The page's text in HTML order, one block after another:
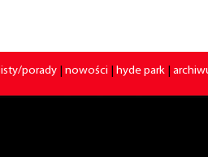
listy/porady nowości hyde park